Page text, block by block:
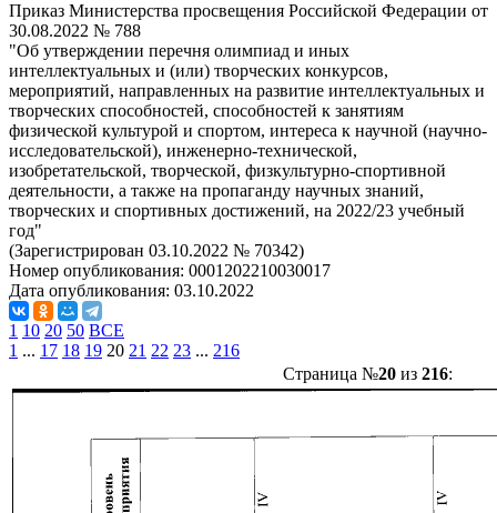
Приказ Министерства просвещения Российской Федерации от
30.08.2022 № 788
"Об утверждении перечня олимпиад и иных
интеллектуальных и (или) творческих конкурсов,
мероприятий, направленных на развитие интеллектуальных и
творческих способностей, способностей к занятиям
физической культурой и спортом, интереса к научной (научно-
исследовательской), инженерно-технической,
изобретательской, творческой, физкультурно-спортивной
деятельности, а также на пропаганду научных знаний,
творческих и спортивных достижений, на 2022/23 учебный
год"
(Зарегистрирован 03.10.2022 № 70342)
Номер опубликования: 0001202210030017
Дата опубликования: 03.10.2022
1 10 20 50 ВСЕ
1 ... 17 18 19 20 21 22 23 ... 216
Страница №20из 216: